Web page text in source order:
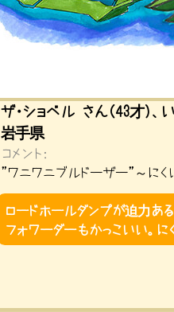
ザ・ショベル さん（43才）、
岩手県
コメント：
”ワニワニブルドーザー”～にく
ロードホールダンプが迫力あ
フォワーダーもかっこいい。に